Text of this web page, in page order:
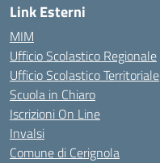
Link Esterni
MIM
Ufficio Scolastico Regionale
Ufficio Scolastico Territoriale
Scuola in Chiaro
Iscrizioni On Line
Invalsi
Comune di Cerignola